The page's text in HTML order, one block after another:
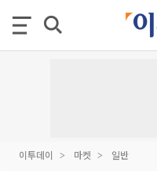
이투데이 마켓 일반